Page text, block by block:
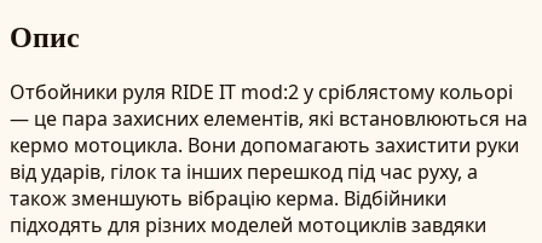
Опис
Отбойники руля RIDE IT mod:2 у сріблястому кольорі
— це пара захисних елементів, які встановлюються на
кермо мотоцикла. Вони допомагають захистити руки
від ударів, гілок та інших перешкод під час руху, а
також зменшують вібрацію керма. Відбійники
підходять для різних моделей мотоциклів завдяки